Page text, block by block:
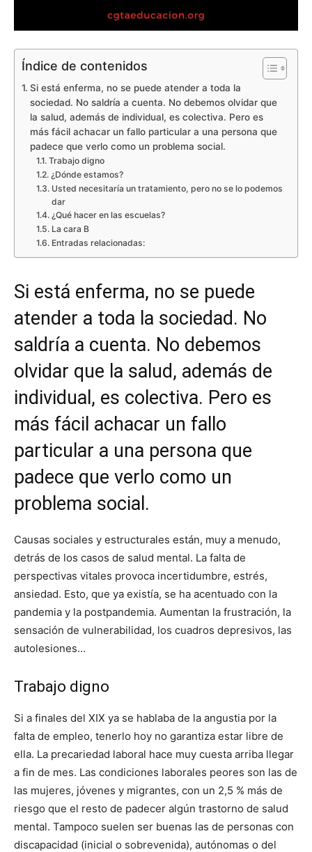
Índice de contenidos
Si está enferma, no se puede atender a toda la
sociedad. No saldría a cuenta. No debemos olvidar que
la salud, además de individual, es colectiva. Pero es
más fácil achacar un fallo particular a una persona que
padece que verlo como un problema social.
Trabajo digno
¿Dónde estamos?
Usted necesitaría un tratamiento, pero no se lo podemos
dar
¿Qué hacer en las escuelas?
La cara B
Entradas relacionadas:
Si está enferma, no se puede
atender a toda la sociedad. No
saldría a cuenta. No debemos
olvidar que la salud, además de
individual, es colectiva. Pero es
más fácil achacar un fallo
particular a una persona que
padece que verlo como un
problema social.
Causas sociales y estructurales están, muy a menudo,
detrás de los casos de salud mental. La falta de
perspectivas vitales provoca incertidumbre, estrés,
ansiedad. Esto, que ya existía, se ha acentuado con la
pandemia y la postpandemia. Aumentan la frustración, la
sensación de vulnerabilidad, los cuadros depresivos, las
autolesiones…
Trabajo digno
Si a finales del XIX ya se hablaba de la angustia por la
falta de empleo, tenerlo hoy no garantiza estar libre de
ella. La precariedad laboral hace muy cuesta arriba llegar
a fin de mes. Las condiciones laborales peores son las de
las mujeres, jóvenes y migrantes, con un 2,5 % más de
riesgo que el resto de padecer algún trastorno de salud
mental. Tampoco suelen ser buenas las de personas con
discapacidad (inicial o sobrevenida), autónomas o del